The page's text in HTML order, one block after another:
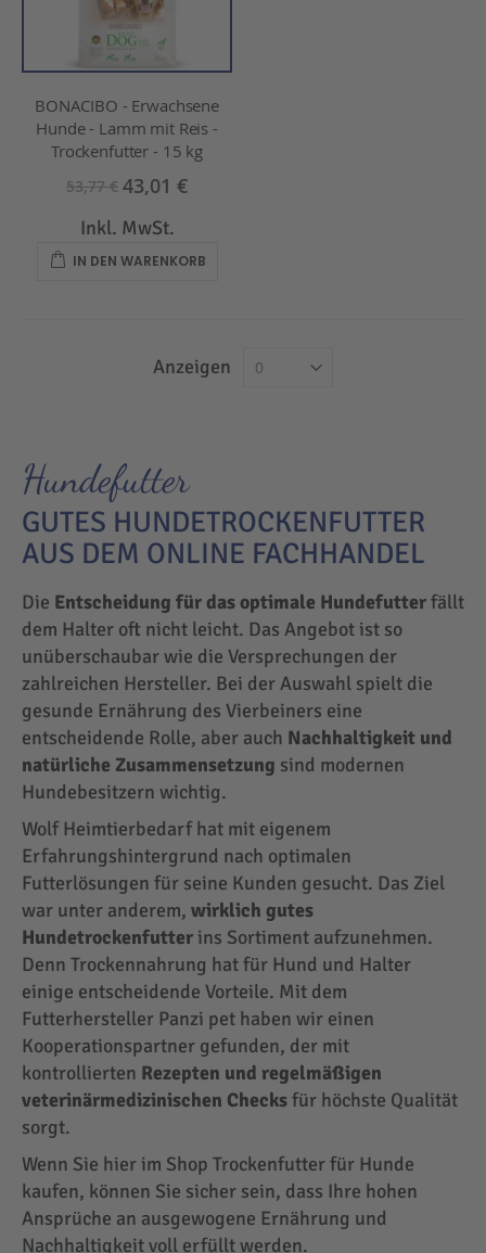
BONACIBO - Erwachsene
Hunde - Lamm mit Reis -
Trockenfutter - 15 kg
53,77 € 43,01 €
Inkl. MwSt.
IN DEN WARENKORB
Anzeigen
Hundefutter
GUTES HUNDETROCKENFUTTER
AUS DEM ONLINE FACHHANDEL
Die Entscheidung für das optimale Hundefutterfällt
dem Halter oft nicht leicht. Das Angebot ist so
unüberschaubar wie die Versprechungen der
zahlreichen Hersteller. Bei der Auswahl spielt die
gesunde Ernährung des Vierbeiners eine
entscheidende Rolle, aber auch Nachhaltigkeit und
natürliche Zusammensetzung sind modernen
Hundebesitzern wichtig.
Wolf Heimtierbedarf hat mit eigenem
Erfahrungshintergrund nach optimalen
Futterlösungen für seine Kunden gesucht. Das Ziel
war unter anderem, wirklich gutes
Hundetrockenfutter ins Sortiment aufzunehmen.
Denn Trockennahrung hat für Hund und Halter
einige entscheidende Vorteile. Mit dem
Futterhersteller Panzi pet haben wir einen
Kooperationspartner gefunden, der mit
kontrollierten Rezepten und regelmäßigen
veterinärmedizinischen Checksfür höchste Qualität
sorgt.
Wenn Sie hier im Shop Trockenfutter für Hunde
kaufen, können Sie sicher sein, dass Ihre hohen
Ansprüche an ausgewogene Ernährung und
Nachhaltigkeit voll erfüllt werden.